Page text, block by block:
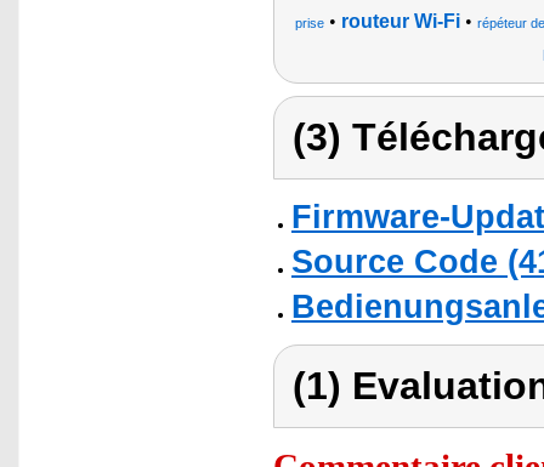
prise • routeur Wi-Fi • répéteur
(3)
Firmware-
Source Code
(1)